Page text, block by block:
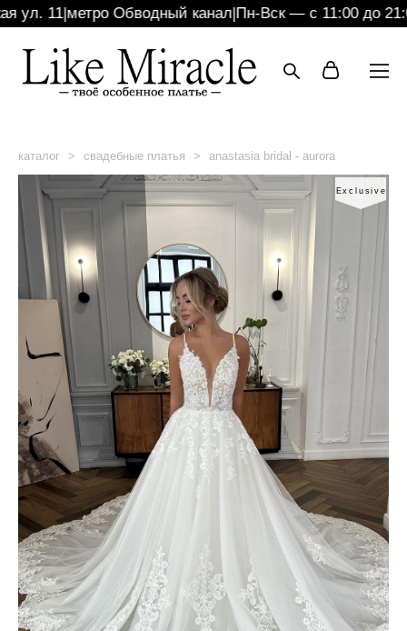
11 |метро Обводный канал|Пн-Вск — с 11:00 до 21:00|
каталог > свадебные платья > anastasia bridal - aurora
Exclusive